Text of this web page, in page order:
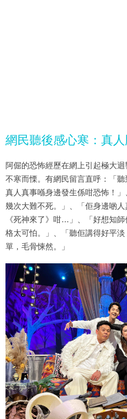
網民聽後感心寒：真
阿倔的恐怖經歷在網上引起極大
不寒而慄。有網民留言直呼：「
真人真事喺身邊發生係咁恐怖！」
幾次大難不死。」、「佢身邊啲
《死神來了》咁…」、「好想知
格太可怕。」、「聽佢講得好平
單，毛骨悚然。」